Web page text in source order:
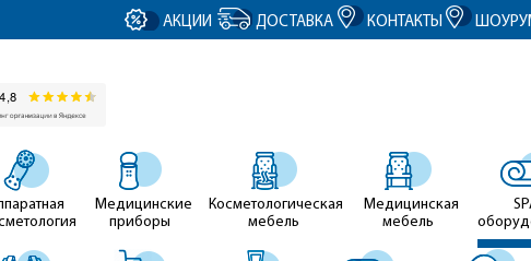
= clientID; });
АКЦИИ ДОСТАВКА КОНТАКТЫ
Медицинские
приборы
Косметологическая
мебель
Медицинская
мебель